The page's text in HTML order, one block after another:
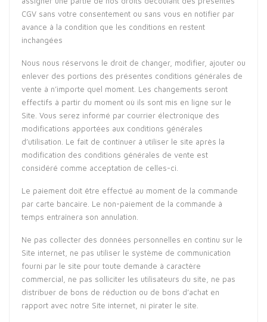
CGV sans votre consentement ou sans vous en notifier par
avance à la condition que les conditions en restent
inchangées
Nous nous réservons le droit de changer, modifier, ajouter ou
enlever des portions des présentes conditions générales de
vente à n’importe quel moment. Les changements seront
effectifs à partir du moment où ils sont mis en ligne sur le
Site. Vous serez informé par courrier électronique des
modifications apportées aux conditions générales
d’utilisation. Le fait de continuer à utiliser le site après la
modification des conditions générales de vente est
considéré comme acceptation de celles-ci.
Le paiement doit être effectué au moment de la commande
par carte bancaire. Le non-paiement de la commande à
temps entraînera son annulation.
Ne pas collecter des données personnelles en continu sur le
Site internet, ne pas utiliser le système de communication
fourni par le site pour toute demande à caractère
commercial, ne pas solliciter les utilisateurs du site, ne pas
distribuer de bons de réduction ou de bons d’achat en
rapport avec notre Site internet, ni pirater le site.